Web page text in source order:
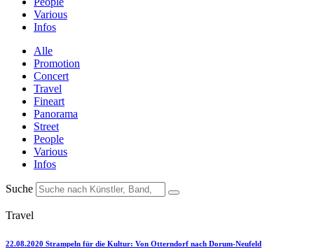
Various
Infos
Alle
Promotion
Concert
Travel
Fineart
Panorama
Street
People
Various
Infos
Suche
Travel
22.08.2020 Strampeln für die Kultur: Von Otterndorf nach Dorum-Neufeld